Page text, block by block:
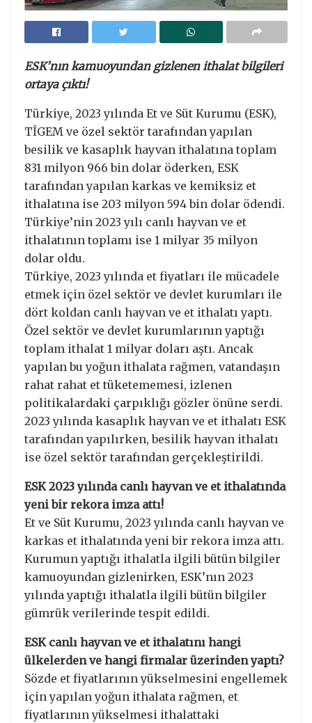
ESK’nın kamuoyundan gizlenen ithalat bilgileri
ortaya çıktı!
Türkiye, 2023 yılında Et ve Süt Kurumu (ESK),
TİGEM ve özel sektör tarafından yapılan
besilik ve kasaplık hayvan ithalatına toplam
831 milyon 966 bin dolar öderken, ESK
tarafından yapılan karkas ve kemiksiz et
ithalatına ise 203 milyon 594 bin dolar ödendi.
Türkiye’nin 2023 yılı canlı hayvan ve et
ithalatının toplamı ise 1 milyar 35 milyon
dolar oldu.
Türkiye, 2023 yılında et fiyatları ile mücadele
etmek için özel sektör ve devlet kurumları ile
dört koldan canlı hayvan ve et ithalatı yaptı.
Özel sektör ve devlet kurumlarının yaptığı
toplam ithalat 1 milyar doları aştı. Ancak
yapılan bu yoğun ithalata rağmen, vatandaşın
rahat rahat et tüketememesi, izlenen
politikalardaki çarpıklığı gözler önüne serdi.
2023 yılında kasaplık hayvan ve et ithalatı ESK
tarafından yapılırken, besilik hayvan ithalatı
ise özel sektör tarafından gerçekleştirildi.
ESK 2023 yılında canlı hayvan ve et ithalatında
yeni bir rekora imza attı!
Et ve Süt Kurumu, 2023 yılında canlı hayvan ve
karkas et ithalatında yeni bir rekora imza attı.
Kurumun yaptığı ithalatla ilgili bütün bilgiler
kamuoyundan gizlenirken, ESK’nın 2023
yılında yaptığı ithalatla ilgili bütün bilgiler
gümrük verilerinde tespit edildi.
ESK canlı hayvan ve et ithalatını hangi
ülkelerden ve hangi firmalar üzerinden yaptı?
Sözde et fiyatlarının yükselmesini engellemek
için yapılan yoğun ithalata rağmen, et
fiyatlarının yükselmesi ithalattaki